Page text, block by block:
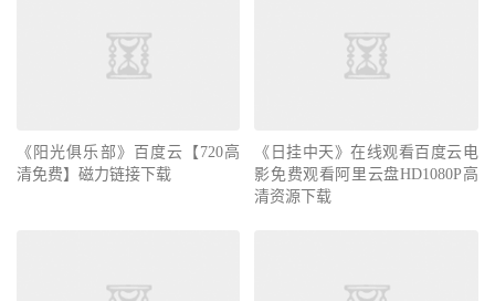
《阳光俱乐部》百度云【720高
清免费】磁力链接下载
《日挂中天》在线观看百度云电
影免费观看阿里云盘HD1080P高
清资源下载